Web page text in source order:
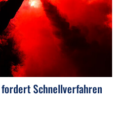
Schnellverfahren